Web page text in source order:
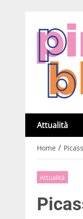
Attualità
Home /
Attualità